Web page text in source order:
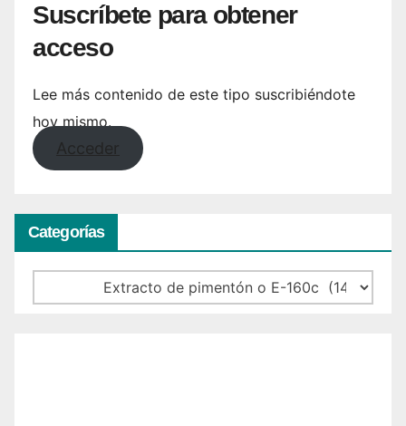
Suscríbete para obtener
acceso
Lee más contenido de este tipo suscribiéndote
hoy mismo.
Acceder
Categorías
Categorías